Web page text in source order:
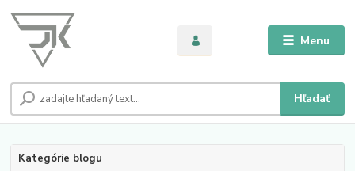
Menu
Hľadať
Kategórie blogu